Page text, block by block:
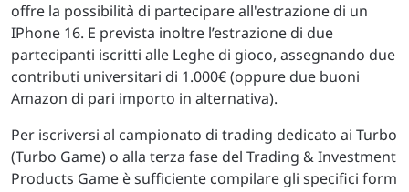
offre la possibilità di partecipare all'estrazione di un
IPhone 16. E prevista inoltre l’estrazione di due
partecipanti iscritti alle Leghe di gioco, assegnando due
contributi universitari di 1.000€ (oppure due buoni
Amazon di pari importo in alternativa).
Per iscriversi al campionato di trading dedicato ai Turbo
(Turbo Game) o alla terza fase del Trading & Investment
Products Game è sufficiente compilare gli specifici form